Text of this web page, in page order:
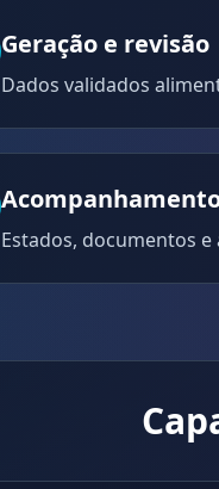
Geração e revisão
Dados validados
Estados, documentos